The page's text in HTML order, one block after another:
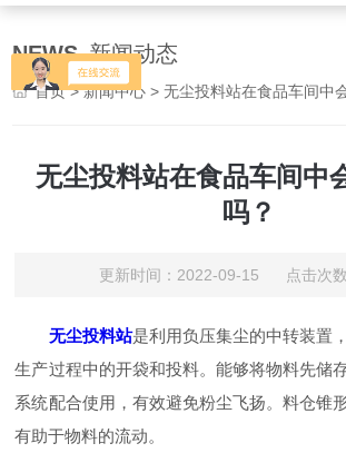
NEWS 新闻动态
首页>新闻中心 > 无尘投料站在食品车间中
无尘投料站在食品车间中
吗？
更新时间：2022-09-15 点击次
无尘投料站是利用负压集尘的中转装置
生产过程中的开袋和投料。能够将物料先储
系统配合使用，有效避免粉尘飞扬。料仓锥
有助于物料的流动。